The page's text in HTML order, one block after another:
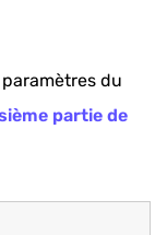
du
partie de